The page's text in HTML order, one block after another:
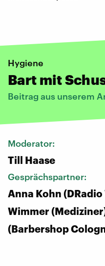
Hygiene
Bart mit
Beitrag aus unserem
Moderator:
Till Haase
Gesprächspartner:
Anna Kohn
Wimmer
(Barbershop